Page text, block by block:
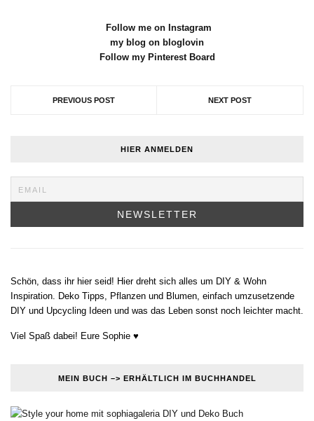
Follow me on Instagram
my blog on bloglovin
Follow my Pinterest Board
PREVIOUS POST NEXT POST
HIER ANMELDEN
Schön, dass ihr hier seid! Hier dreht sich alles um DIY & Wohn
Inspiration. Deko Tipps, Pflanzen und Blumen, einfach umzusetzende
DIY und Upcycling Ideen und was das Leben sonst noch leichter macht.
Viel Spaß dabei! Eure Sophie ♥
MEIN BUCH –> ERHÄLTLICH IM BUCHHANDEL